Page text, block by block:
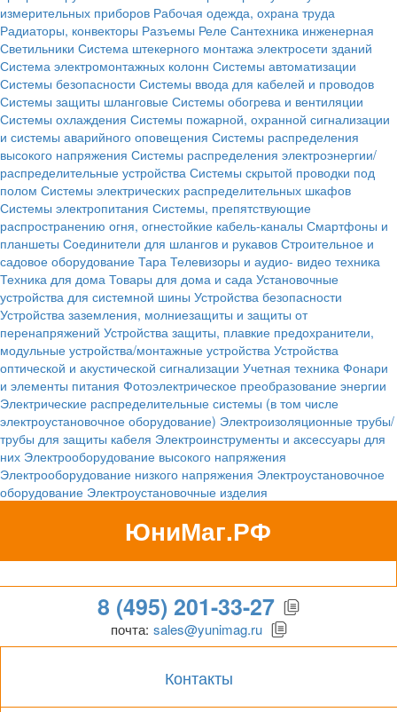
измерительных приборов Рабочая одежда, охрана труда
Радиаторы, конвекторы Разъемы Реле Сантехника инженерная
Светильники Система штекерного монтажа электросети зданий
Система электромонтажных колонн Системы автоматизации
Системы безопасности Системы ввода для кабелей и проводов
Системы защиты шланговые Системы обогрева и вентиляции
Системы охлаждения Системы пожарной, охранной сигнализации
и системы аварийного оповещения Системы распределения
высокого напряжения Системы распределения электроэнергии/
распределительные устройства Системы скрытой проводки под
полом Системы электрических распределительных шкафов
Системы электропитания Системы, препятствующие
распространению огня, огнестойкие кабель-каналы Смартфоны и
планшеты Соединители для шлангов и рукавов Строительное и
садовое оборудование Тара Телевизоры и аудио- видео техника
Техника для дома Товары для дома и сада Установочные
устройства для системной шины Устройства безопасности
Устройства заземления, молниезащиты и защиты от
перенапряжений Устройства защиты, плавкие предохранители,
модульные устройства/монтажные устройства Устройства
оптической и акустической сигнализации Учетная техника Фонари
и элементы питания Фотоэлектрическое преобразование энергии
Электрические распределительные системы (в том числе
электроустановочное оборудование) Электроизоляционные трубы/
трубы для защиты кабеля Электроинструменты и аксессуары для
них Электрооборудование высокого напряжения
Электрооборудование низкого напряжения Электроустановочное
оборудование Электроустановочные изделия
ЮниМаг.РФ
Гипермаркет для бизнеса
8 (495) 201-33-27
почта: sales@yunimag.ru
Контакты